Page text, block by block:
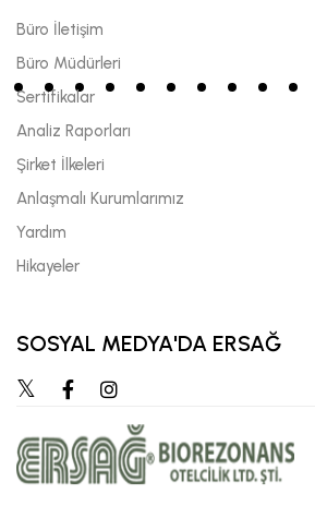
Büro İletişim
Büro Müdürleri
Sertifikalar
Analiz Raporları
Şirket İlkeleri
Anlaşmalı Kurumlarımız
Yardım
Hikayeler
SOSYAL MEDYA'DA ERSAĞ